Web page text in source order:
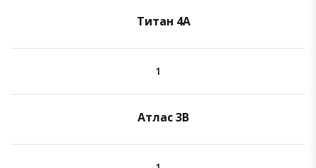
Титан 4А
1
Атлас 3B